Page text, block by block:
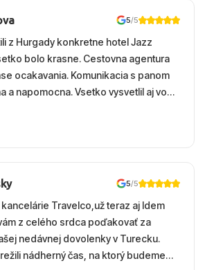
5/5
z Hurgady konkretne hotel Jazz
bolo krasne. Cestovna agentura
ocakavania. Komunikacia s panom
a napomocna. Vsetko vysvetlil aj vo
zaco sa ospravedlnujem. Hotel
top. Strava, prostredie, more,
5/5
Travelco,už teraz aj Idem
z celého srdca poďakovať za
nedávnej dovolenky v Turecku.
nádherný čas, na ktorý budeme